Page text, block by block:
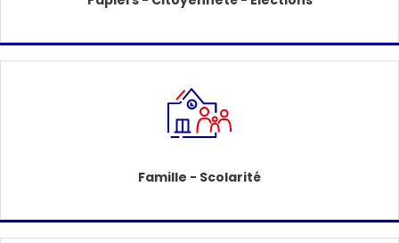
Famille - Scolarité